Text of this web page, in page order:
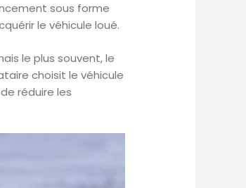
sous forme
le véhicule loué.
le plus souvent, le
choisit le véhicule
réduire les